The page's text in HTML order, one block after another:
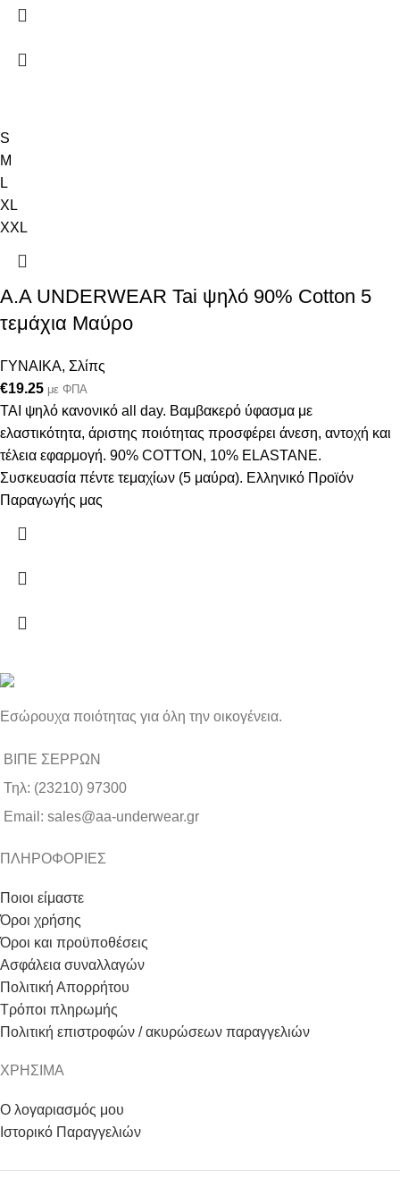
S
M
L
XL
XXL
A.A UNDERWEAR Tai ψηλό 90% Cotton 5
τεμάχια Μαύρο
ΓΥΝΑΙΚΑ, Σλίπς
€19.25 με ΦΠΑ
ΤΑΙ ψηλό κανονικό all day. Βαμβακερό ύφασμα με
ελαστικότητα, άριστης ποιότητας προσφέρει άνεση, αντοχή και
τέλεια εφαρμογή. 90% COTTON, 10% ELASTANE.
Συσκευασία πέντε τεμαχίων (5 μαύρα). Ελληνικό Προϊόν
Παραγωγής μας
Εσώρουχα ποιότητας για όλη την οικογένεια.
ΒΙΠΕ ΣΕΡΡΩΝ
Τηλ: (23210) 97300
Email: sales@aa-underwear.gr
ΠΛΗΡΟΦΟΡΙΕΣ
Ποιοι είμαστε
Όροι χρήσης
Όροι και προϋποθέσεις
Ασφάλεια συναλλαγών
Πολιτική Απορρήτου
Τρόποι πληρωμής
Πολιτική επιστροφών / ακυρώσεων παραγγελιών
ΧΡΗΣΙΜΑ
Ο λογαριασμός μου
Ιστορικό Παραγγελιών